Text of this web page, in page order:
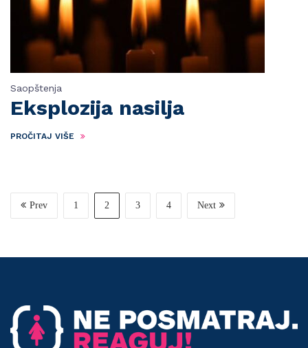
Saopštenja
Eksplozija nasilja
PROČITAJ VIŠE
Prev 1 2 3 4 Next